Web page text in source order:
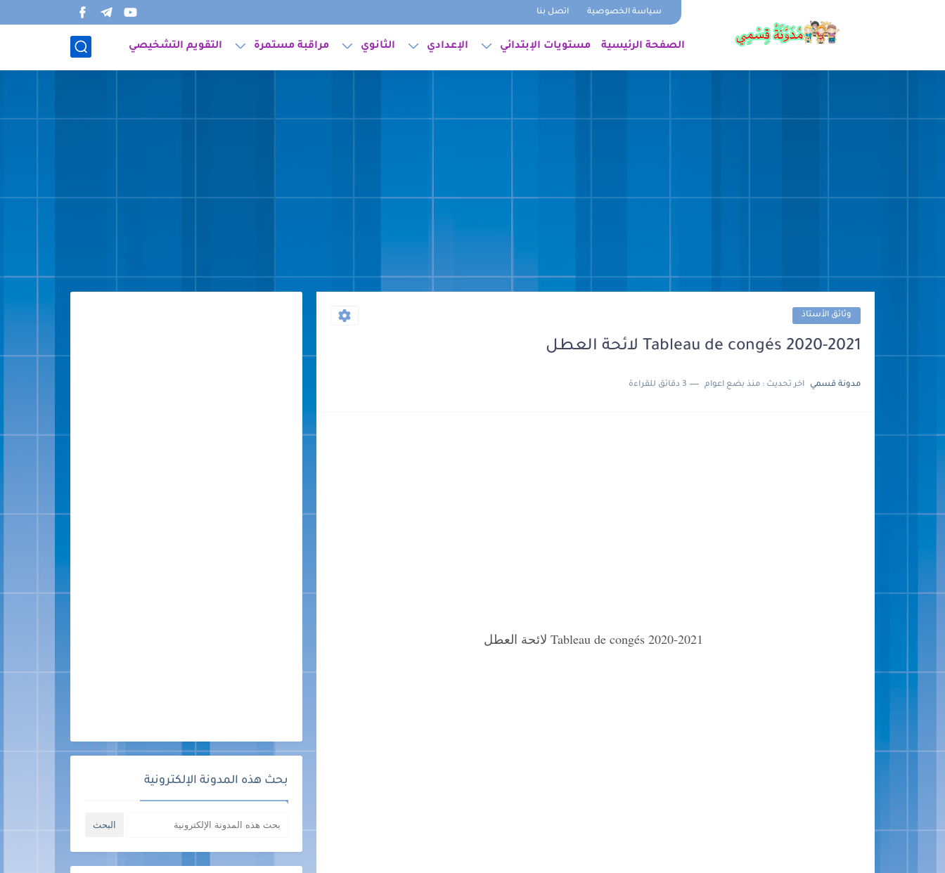
سياسة الخصوصية اتصل بنا
الصفحة الرئيسية مستويات الإبتدائي الإعدادي الثانوي مراقبة مستمرة التقويم التشخيصي
وثائق الأستاذ
Tableau de congés 2020-2021 لائحة العطل
مدونة قسمي اخر تحديث : منذ بضع اعوام 3 دقائق للقراءة
بحث هذه المدونة الإلكترونية